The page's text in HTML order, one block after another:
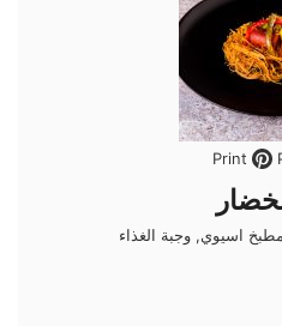
اسيوي, وجبة الغذاء